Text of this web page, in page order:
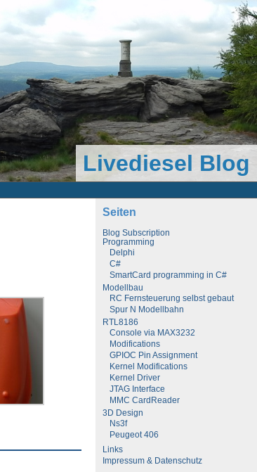
Livediesel Blog
Seiten
Blog Subscription
Programming
Delphi
C#
SmartCard programming in C#
Modellbau
RC Fernsteuerung selbst gebaut
Spur N Modellbahn
RTL8186
Console via MAX3232
Modifications
GPIOC Pin Assignment
Kernel Modifications
Kernel Driver
JTAG Interface
MMC CardReader
3D Design
Ns3f
Peugeot 406
Links
Impressum & Datenschutz